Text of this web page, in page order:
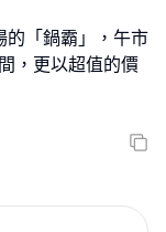
的「鍋霸」，午市
，更以超值的價